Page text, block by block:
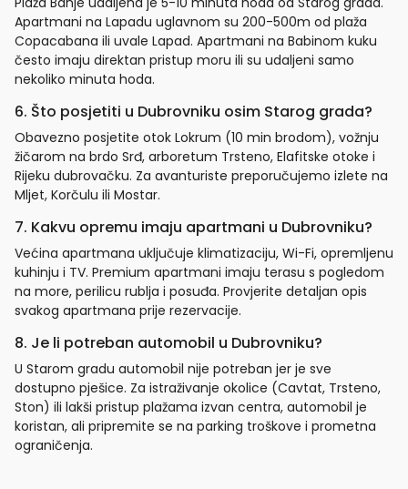
Apartmani na Lapadu uglavnom su 200-500m od plaža
Copacabana ili uvale Lapad. Apartmani na Babinom kuku
često imaju direktan pristup moru ili su udaljeni samo
nekoliko minuta hoda.
6. Što posjetiti u Dubrovniku osim Starog grada?
Obavezno posjetite otok Lokrum (10 min brodom), vožnju
žičarom na brdo Srđ, arboretum Trsteno, Elafitske otoke i
Rijeku dubrovačku. Za avanturiste preporučujemo izlete na
Mljet, Korčulu ili Mostar.
7. Kakvu opremu imaju apartmani u Dubrovniku?
Većina apartmana uključuje klimatizaciju, Wi-Fi, opremljenu
kuhinju i TV. Premium apartmani imaju terasu s pogledom
na more, perilicu rublja i posuđa. Provjerite detaljan opis
svakog apartmana prije rezervacije.
8. Je li potreban automobil u Dubrovniku?
U Starom gradu automobil nije potreban jer je sve
dostupno pješice. Za istraživanje okolice (Cavtat, Trsteno,
Ston) ili lakši pristup plažama izvan centra, automobil je
koristan, ali pripremite se na parking troškove i prometna
ograničenja.